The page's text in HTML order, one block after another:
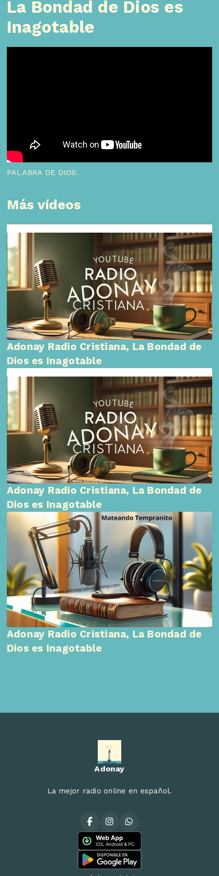
La Bondad de Dios es
Inagotable
Más vídeos
Adonay Radio Cristiana, La Bondad de
Dios es Inagotable
Adonay Radio Cristiana, La Bondad de
Dios es Inagotable
Adonay Radio Cristiana, La Bondad de
Dios es Inagotable
PALABRA DE DIOS.
Adonay
La mejor radio online en español.